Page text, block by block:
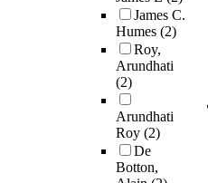
James C.
Humes (2)
Roy,
Arundhati
(2)
Arundhati
Roy (2)
De
Botton,